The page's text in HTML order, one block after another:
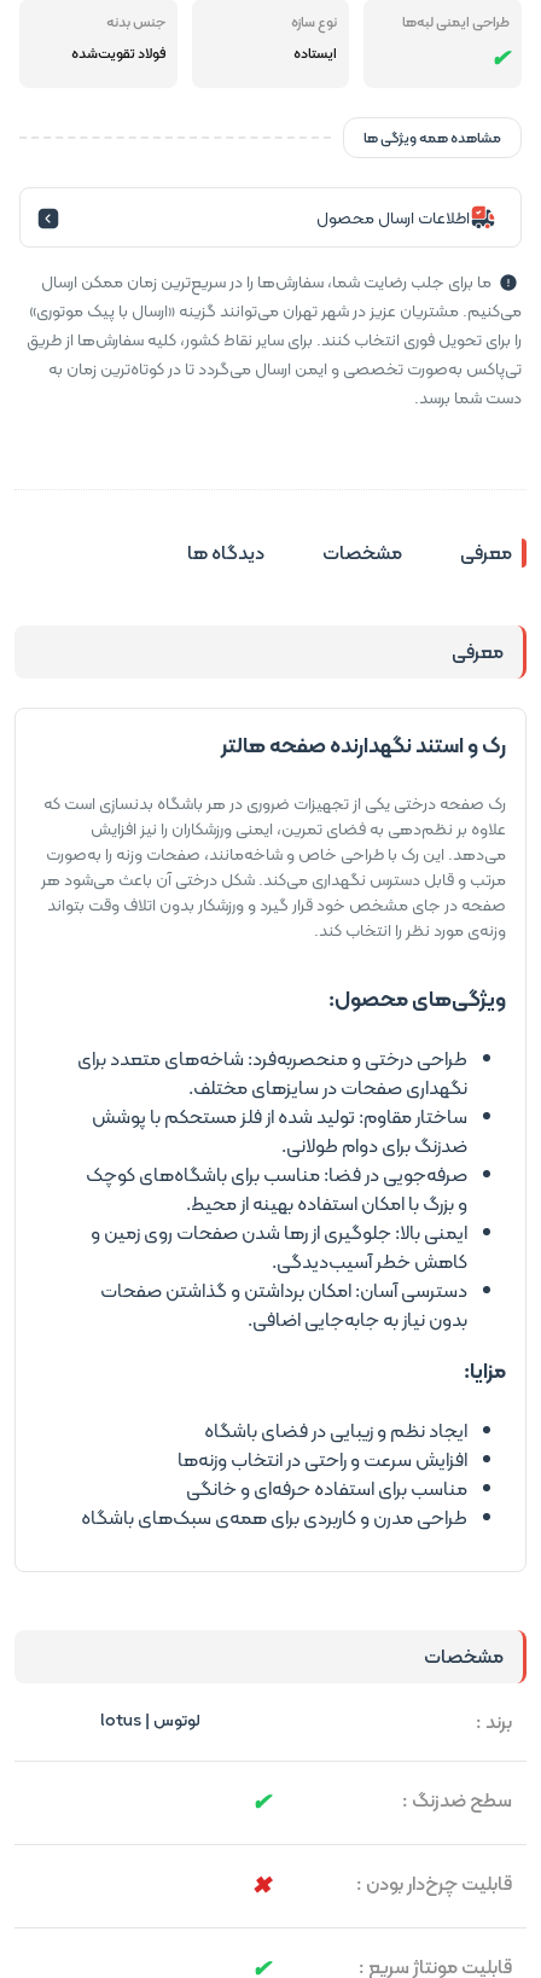
طراحی ایمنی لبه‌ها
نوع سازه
ایستاده
جنس بدنه
فولاد تقویت‌شده
مشاهده همه ویژگی ها
اطلاعات ارسال محصول
ما برای جلب رضایت شما، سفارش‌ها را در سریع‌ترین زمان ممکن ارسال
می‌کنیم. مشتریان عزیز در شهر تهران می‌توانند گزینه «ارسال با پیک موتوری»
را برای تحویل فوری انتخاب کنند. برای سایر نقاط کشور، کلیه سفارش‌ها از طریق
تی‌پاکس به‌صورت تخصصی و ایمن ارسال می‌گردد تا در کوتاه‌ترین زمان به
دست شما برسد.
معرفی مشخصات دیدگاه ها
معرفی
رک و استند نگهدارنده صفحه هالتر
رک صفحه درختی یکی از تجهیزات ضروری در هر باشگاه بدنسازی است که
علاوه بر نظم‌دهی به فضای تمرین، ایمنی ورزشکاران را نیز افزایش
می‌دهد. این رک با طراحی خاص و شاخه‌مانند، صفحات وزنه را به‌صورت
مرتب و قابل دسترس نگهداری می‌کند. شکل درختی آن باعث می‌شود هر
صفحه در جای مشخص خود قرار گیرد و ورزشکار بدون اتلاف وقت بتواند
وزنه‌ی مورد نظر را انتخاب کند.
ویژگی‌های محصول:
طراحی درختی و منحصر‌به‌فرد: شاخه‌های متعدد برای
نگهداری صفحات در سایزهای مختلف.
ساختار مقاوم: تولید شده از فلز مستحکم با پوشش
ضدزنگ برای دوام طولانی.
صرفه‌جویی در فضا: مناسب برای باشگاه‌های کوچک
و بزرگ با امکان استفاده بهینه از محیط.
ایمنی بالا: جلوگیری از رها شدن صفحات روی زمین و
کاهش خطر آسیب‌دیدگی.
دسترسی آسان: امکان برداشتن و گذاشتن صفحات
بدون نیاز به جابه‌جایی اضافی.
مزایا:
ایجاد نظم و زیبایی در فضای باشگاه
افزایش سرعت و راحتی در انتخاب وزنه‌ها
مناسب برای استفاده حرفه‌ای و خانگی
طراحی مدرن و کاربردی برای همه‌ی سبک‌های باشگاه
مشخصات
برند :
لوتوس | lotus
سطح ضدزنگ :
قابلیت چرخ‌دار بودن :
قابلیت مونتاژ سریع :